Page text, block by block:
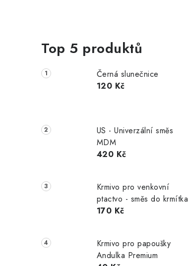
Top 5 produktů
Černá slunečnice
120 Kč
US - Univerzální směs
MDM
420 Kč
Krmivo pro venkovní
ptactvo - směs do krmítka
170 Kč
Krmivo pro papoušky
Andulka Premium